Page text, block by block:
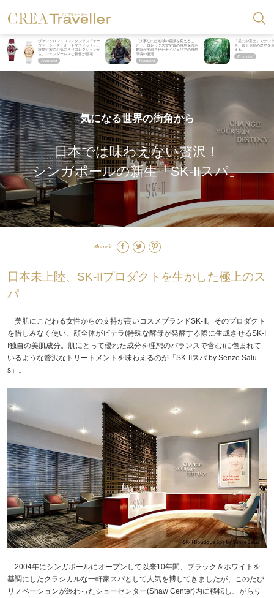
ヴァシュロン・コンスタンタン「オー
ヴァーシーズ・オートマティック」。
旅愛好家のお気に入りコレクションか
ら、ジェンダーレスな新作が登場
「大事なのは地域の意識を変えるこ
と」。ロレックス賞受賞の自然保護活
動家が実現させたナイジェリアの自然
環境の復活
「星のや富士」でデジ
ス。冨士信仰の歴史を
える。
気になる世界の街角から
日本では味わえない贅沢！
シンガポールの新生「SK-IIスパ」
Share it
日本未上陸、SK-IIプロダクトを生かした極上のス
パ
美肌にこだわる女性からの支持が高いコスメブランドSK-II。そのプロダクト
を惜しみなく使い、顔全体がピテラ(特殊な酵母が発酵する際に生成させるSK-I
I独自の美肌成分。肌にとって優れた成分を理想のバランスで含む)に包まれて
いるような贅沢なトリートメントを味わえるのが「SK-IIスパ by Senze Salu
s」。
2004年にシンガポールにオープンして以来10年間、ブラック＆ホワイトを
基調にしたクラシカルな一軒家スパとして人気を博してきましたが、このたび
リノベーションが終わったショーセンター(Shaw Center)内に移転し、がらり